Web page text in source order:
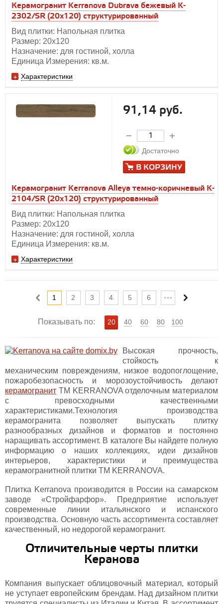
Керамогранит Kerranova Dubrava бежевый K-
2302/SR (20x120) структурированный
Вид плитки: Напольная плитка
Размер: 20х120
Назначение: для гостиной, холла
Единица Измерения: кв.м.
Характеристики
Керамогранит Kerranova Alleya темно-коричневый K-
2104/SR (20x120) структурированный
Вид плитки: Напольная плитка
Размер: 20х120
Назначение: для гостиной, холла
Единица Измерения: кв.м.
Характеристики
91,14 руб.
Достаточно
В КОРЗИНУ
1 2 3 4 5 6
Показывать по: 20 40 60 80 100
Высокая прочность,
стойкость к
механическим повреждениям, низкое водопоглощение,
пожаробезопасность и морозоустойчивость делают
керамогранит ТМ KERRANOVA отделочным материалом
с превосходными качественными
характеристиками.Технология производства
керамогранита позволяет выпускать плитку
разнообразных дизайнов и форматов и постоянно
наращивать ассортимент. В каталоге Вы найдете полную
информацию о наших коллекциях, идеи дизайнов
интерьеров, характеристики и преимущества
керамогранитной плитки TM KERRANOVA.
Плитка Kerranova производится в России на самарском
заводе «Стройфарфор». Предприятие использует
современные линии итальянского и испанского
производства. Основную часть ассортимента составляет
качественный, но недорогой керамогранит.
Отличительные черты плитки
Керанова
Компания выпускает облицовочный материал, который
не уступает европейским брендам. Над дизайном плитки